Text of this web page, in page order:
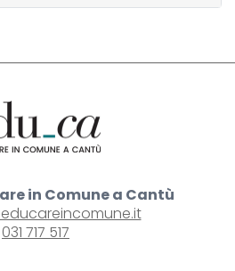
in Comune a Cantù
031 717 517